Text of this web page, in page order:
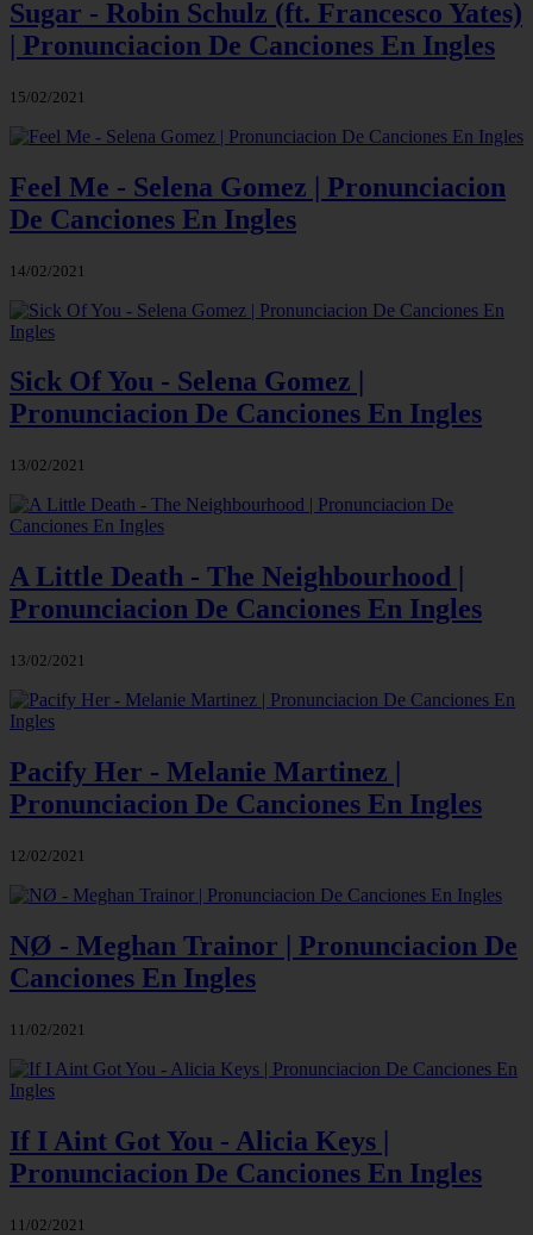
Sugar - Robin Schulz (ft. Francesco Yates)
| Pronunciacion De Canciones En Ingles
15/02/2021
Feel Me - Selena Gomez | Pronunciacion
De Canciones En Ingles
14/02/2021
Sick Of You - Selena Gomez |
Pronunciacion De Canciones En Ingles
13/02/2021
A Little Death - The Neighbourhood |
Pronunciacion De Canciones En Ingles
13/02/2021
Pacify Her - Melanie Martinez |
Pronunciacion De Canciones En Ingles
12/02/2021
NØ - Meghan Trainor | Pronunciacion De
Canciones En Ingles
11/02/2021
If I Aint Got You - Alicia Keys |
Pronunciacion De Canciones En Ingles
11/02/2021